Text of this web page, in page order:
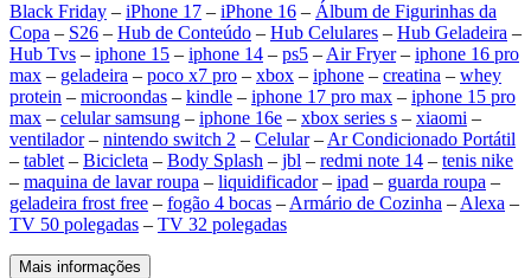
Black Friday – iPhone 17 – iPhone 16 – Álbum de Figurinhas da
Copa – S26 – Hub de Conteúdo – Hub Celulares – Hub Geladeira –
Hub Tvs – iphone 15 – iphone 14 – ps5 – Air Fryer– iphone 16 pro
max – geladeira – poco x7 pro – xbox – iphone – creatina – whey
protein – microondas – kindle – iphone 17 pro max – iphone 15 pro
max – celular samsung – iphone 16e – xbox series s – xiaomi –
ventilador– nintendo switch 2 – Celular– Ar Condicionado Portátil
– tablet – Bicicleta – Body Splash – jbl – redmi note 14 – tenis nike
– maquina de lavar roupa – liquidificador– ipad – guarda roupa –
geladeira frost free – fogão 4 bocas – Armário de Cozinha – Alexa –
TV 50 polegadas – TV 32 polegadas
Mais informações